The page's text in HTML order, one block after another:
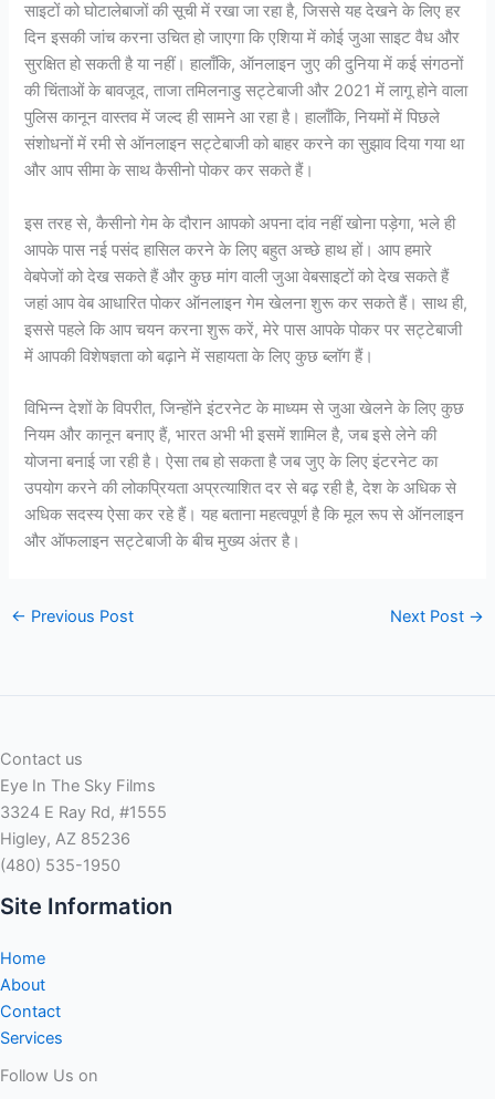
साइटों को घोटालेबाजों की सूची में रखा जा रहा है, जिससे यह देखने के लिए हर
दिन इसकी जांच करना उचित हो जाएगा कि एशिया में कोई जुआ साइट वैध और
सुरक्षित हो सकती है या नहीं। हालाँकि, ऑनलाइन जुए की दुनिया में कई संगठनों
की चिंताओं के बावजूद, ताजा तमिलनाडु सट्टेबाजी और 2021 में लागू होने वाला
पुलिस कानून वास्तव में जल्द ही सामने आ रहा है। हालाँकि, नियमों में पिछले
संशोधनों में रमी से ऑनलाइन सट्टेबाजी को बाहर करने का सुझाव दिया गया था
और आप सीमा के साथ कैसीनो पोकर कर सकते हैं।
इस तरह से, कैसीनो गेम के दौरान आपको अपना दांव नहीं खोना पड़ेगा, भले ही
आपके पास नई पसंद हासिल करने के लिए बहुत अच्छे हाथ हों। आप हमारे
वेबपेजों को देख सकते हैं और कुछ मांग वाली जुआ वेबसाइटों को देख सकते हैं
जहां आप वेब आधारित पोकर ऑनलाइन गेम खेलना शुरू कर सकते हैं। साथ ही,
इससे पहले कि आप चयन करना शुरू करें, मेरे पास आपके पोकर पर सट्टेबाजी
में आपकी विशेषज्ञता को बढ़ाने में सहायता के लिए कुछ ब्लॉग हैं।
विभिन्न देशों के विपरीत, जिन्होंने इंटरनेट के माध्यम से जुआ खेलने के लिए कुछ
नियम और कानून बनाए हैं, भारत अभी भी इसमें शामिल है, जब इसे लेने की
योजना बनाई जा रही है। ऐसा तब हो सकता है जब जुए के लिए इंटरनेट का
उपयोग करने की लोकप्रियता अप्रत्याशित दर से बढ़ रही है, देश के अधिक से
अधिक सदस्य ऐसा कर रहे हैं। यह बताना महत्वपूर्ण है कि मूल रूप से ऑनलाइन
और ऑफलाइन सट्टेबाजी के बीच मुख्य अंतर है।
← Previous Post Next Post →
Contact us
Eye In The Sky Films
3324 E Ray Rd, #1555
Higley, AZ 85236
(480) 535-1950
Site Information
Home
About
Contact
Services
Follow Us on